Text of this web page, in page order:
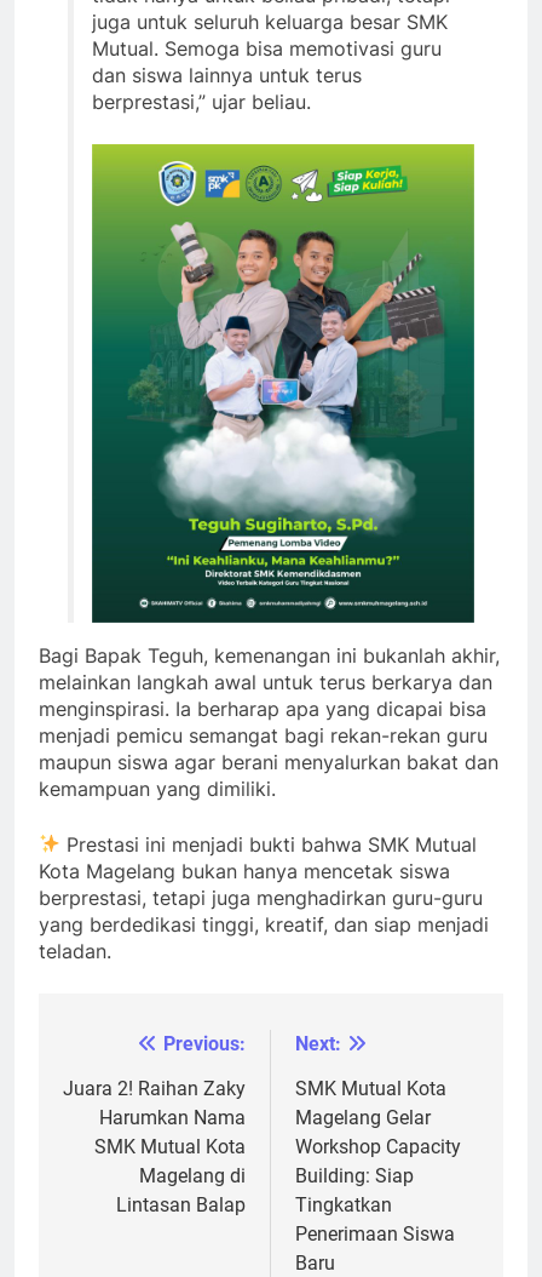
juga untuk seluruh keluarga besar SMK
Mutual. Semoga bisa memotivasi guru
dan siswa lainnya untuk terus
berprestasi,” ujar beliau.
Bagi Bapak Teguh, kemenangan ini bukanlah akhir,
melainkan langkah awal untuk terus berkarya dan
menginspirasi. Ia berharap apa yang dicapai bisa
menjadi pemicu semangat bagi rekan-rekan guru
maupun siswa agar berani menyalurkan bakat dan
kemampuan yang dimiliki.
Prestasi ini menjadi bukti bahwa SMK Mutual
Kota Magelang bukan hanya mencetak siswa
berprestasi, tetapi juga menghadirkan guru-guru
yang berdedikasi tinggi, kreatif, dan siap menjadi
teladan.
navigation
Previous:
Juara 2! Raihan Zaky
Harumkan Nama
SMK Mutual Kota
Magelang di
Lintasan Balap
Next:
SMK Mutual Kota
Magelang Gelar
Workshop Capacity
Building: Siap
Tingkatkan
Penerimaan Siswa
Baru